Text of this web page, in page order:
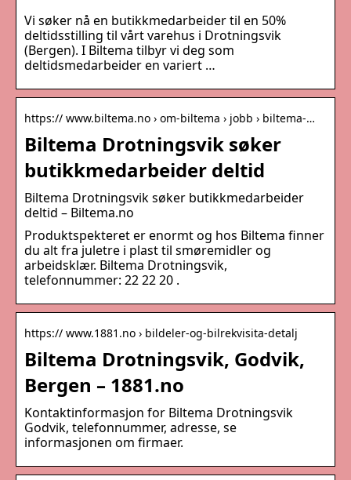
Vi søker nå en butikkmedarbeider til en 50%
deltidsstilling til vårt varehus i Drotningsvik
(Bergen). I Biltema tilbyr vi deg som
deltidsmedarbeider en variert …
https:// www.biltema.no › om-biltema › jobb › biltema-…
Biltema Drotningsvik søker
butikkmedarbeider deltid
Biltema Drotningsvik søker butikkmedarbeider
deltid – Biltema.no
Produktspekteret er enormt og hos Biltema finner
du alt fra juletre i plast til smøremidler og
arbeidsklær. Biltema Drotningsvik,
telefonnummer: 22 22 20 .
https:// www.1881.no › bildeler-og-bilrekvisita-detalj
Biltema Drotningsvik, Godvik,
Bergen – 1881.no
Kontaktinformasjon for Biltema Drotningsvik
Godvik, telefonnummer, adresse, se
informasjonen om firmaer.